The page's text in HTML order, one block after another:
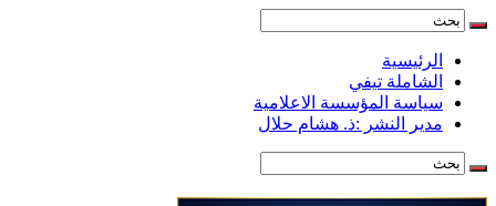
الرئيسية
الشاملة تيفي
سياسة المؤسسة الاعلامية
مدير النشر :ذ. هشام حلال